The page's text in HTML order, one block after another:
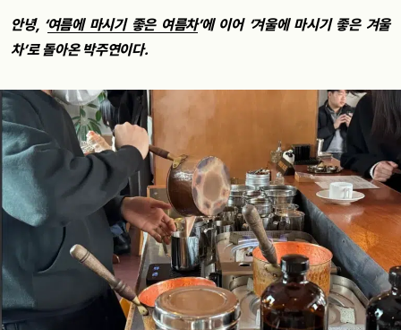
안녕, ‘여름에 마시기 좋은 여름차’에 이어 ‘겨울에 마시기 좋은 겨울
차’로 돌아온 박주연이다.